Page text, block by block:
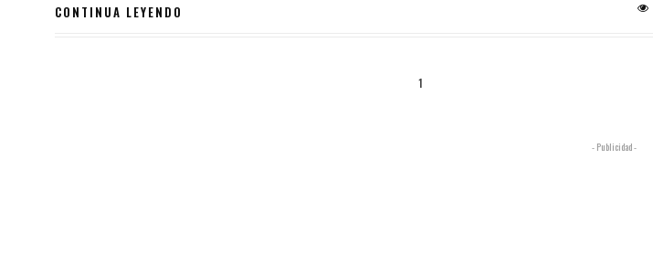
CONTINUA LEYENDO
1
- Publicidad -